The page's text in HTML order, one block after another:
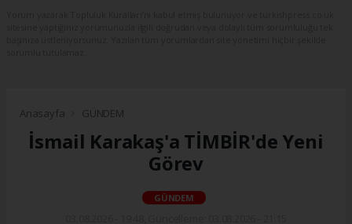
Anasayfa GÜNDEM
İsmail Karakaş'a TİMBİR'de Yeni
Görev
GÜNDEM